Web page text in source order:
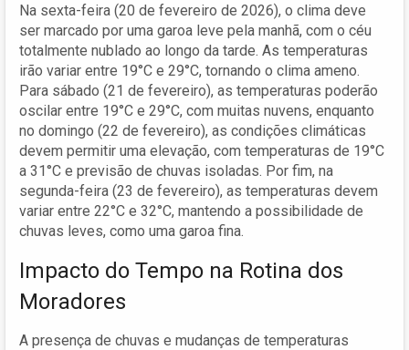
Na sexta-feira (20 de fevereiro de 2026), o clima deve
ser marcado por uma garoa leve pela manhã, com o céu
totalmente nublado ao longo da tarde. As temperaturas
irão variar entre 19°C e 29°C, tornando o clima ameno.
Para sábado (21 de fevereiro), as temperaturas poderão
oscilar entre 19°C e 29°C, com muitas nuvens, enquanto
no domingo (22 de fevereiro), as condições climáticas
devem permitir uma elevação, com temperaturas de 19°C
a 31°C e previsão de chuvas isoladas. Por fim, na
segunda-feira (23 de fevereiro), as temperaturas devem
variar entre 22°C e 32°C, mantendo a possibilidade de
chuvas leves, como uma garoa fina.
Impacto do Tempo na Rotina dos
Moradores
A presença de chuvas e mudanças de temperaturas